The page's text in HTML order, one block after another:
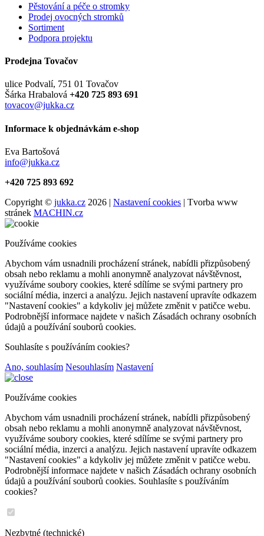
Pěstování a péče o stromky
Prodej ovocných stromků
Sortiment
Podpora projektu
Prodejna Tovačov
ulice Podvalí, 751 01 Tovačov
Šárka Hrabalová +420 725 893 691
tovacov@jukka.cz
Informace k objednávkám e-shop
Eva Bartošová
info@jukka.cz
+420 725 893 692
Copyright © jukka.cz 2026 | Nastavení cookies | Tvorba www
stránek MACHIN.cz
Používáme cookies
Abychom vám usnadnili procházení stránek, nabídli přizpůsobený
obsah nebo reklamu a mohli anonymně analyzovat návštěvnost,
využíváme soubory cookies, které sdílíme se svými partnery pro
sociální média, inzerci a analýzu. Jejich nastavení upravíte odkazem
"Nastavení cookies" a kdykoliv jej můžete změnit v patičce webu.
Podrobnější informace najdete v našich Zásadách ochrany osobních
údajů a používání souborů cookies.
Souhlasíte s používáním cookies?
Ano, souhlasím Nesouhlasím Nastavení
Používáme cookies
Abychom vám usnadnili procházení stránek, nabídli přizpůsobený
obsah nebo reklamu a mohli anonymně analyzovat návštěvnost,
využíváme soubory cookies, které sdílíme se svými partnery pro
sociální média, inzerci a analýzu. Jejich nastavení upravíte odkazem
"Nastavení cookies" a kdykoliv jej můžete změnit v patičce webu.
Podrobnější informace najdete v našich Zásadách ochrany osobních
údajů a používání souborů cookies. Souhlasíte s používáním
cookies?
Nezbytné (technické)